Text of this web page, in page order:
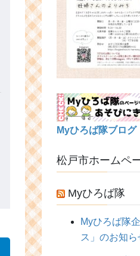
Myひろば隊ブログ
松戸市ホームペ
Myひろば隊
Myひろば隊
ス」のお知ら